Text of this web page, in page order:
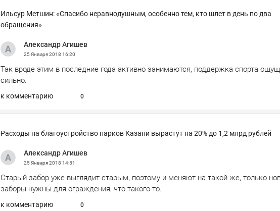
Ильсур Метшин: «Спасибо неравнодушным, особенно тем, кто шлет в день по два
обращения»
Александр Агишев
25 Января 2018 16:20
Так вроде этим в последние года активно занимаются, поддержка спорта
сильно.
к комментарию 0
Расходы на благоустройство парков Казани вырастут на 20% до 1,2 млрд рублей
Александр Агишев
25 Января 2018 14:51
Старый забор уже выглядит старым, поэтому и меняют на такой же, только
заборы нужны для ограждения, что такого-то.
к комментарию 0